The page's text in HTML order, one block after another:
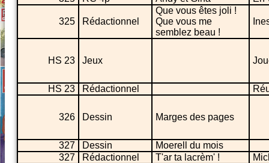
325 Rédactionnel
Que vous êtes joli !
Que vous me
semblez beau !
HS 23 Jeux
HS 23 Rédactionnel
326 Dessin Marges des pages
327 Dessin
Moerell du mois
327
Rédactionnel T'ar ta lacrèm' !